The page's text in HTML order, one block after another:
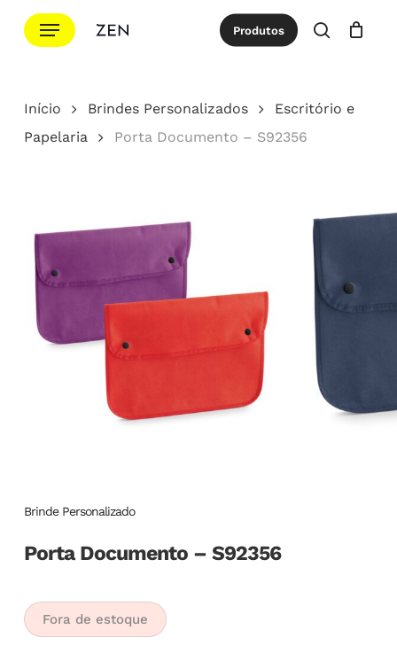
para
principal
Menu Produtos
procurar
Cotação Close
Início Brindes Personalizados
Escritório e
Papelaria
Porta Documento – S92356
Brinde Personalizado
Porta Documento – S92356
Fora de estoque